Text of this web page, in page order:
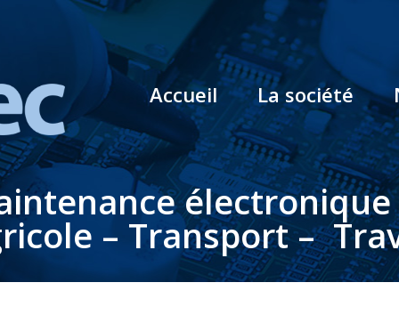
Accueil La société
– Transport –